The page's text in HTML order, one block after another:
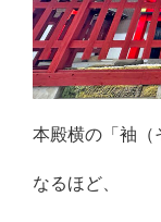
本殿横の「袖（
なるほど、